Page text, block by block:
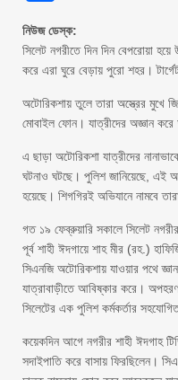
নিউজ ডেস্ক:
সিলেট নগরীতে দিন দিন বেপরোয়া
করে এরা ঘুরে বেড়ায় পুরো শহর।
অটোরিকশায় তুলে তারা অস্ত্রের মুখে
মোবাইল ফোন। যাত্রীদের অজ্ঞান
এ ছাড়া অটোরিকশা যাত্রীদের
ঘটনাও ঘটছে। পুলিশ জানিয়েছে, এই
হয়েছে। শিগগিরই অভিযানে নামবে
গত ১৯ ফেব্রুয়ারি সকালে সিলেট নগরীর
পূর্ব শাহী ঈদগায়ে শাহ মীর (রহ.)
সিএনজি অটোরিকশায় যাওয়ার পথে
যাত্রাবাড়ীতে আবিষ্কার করে।
সিলেটের এক পুলিশ কর্মকর্তার
কয়েকদিন আগে নগরীর শাহী ঈদগাহ
সদাইপাতি করে বাসায় ফিরছিলেন।